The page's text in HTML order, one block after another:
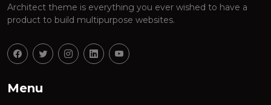
Architect theme is everything you ever wished to have a
product to build multipurpose websites.
Menu